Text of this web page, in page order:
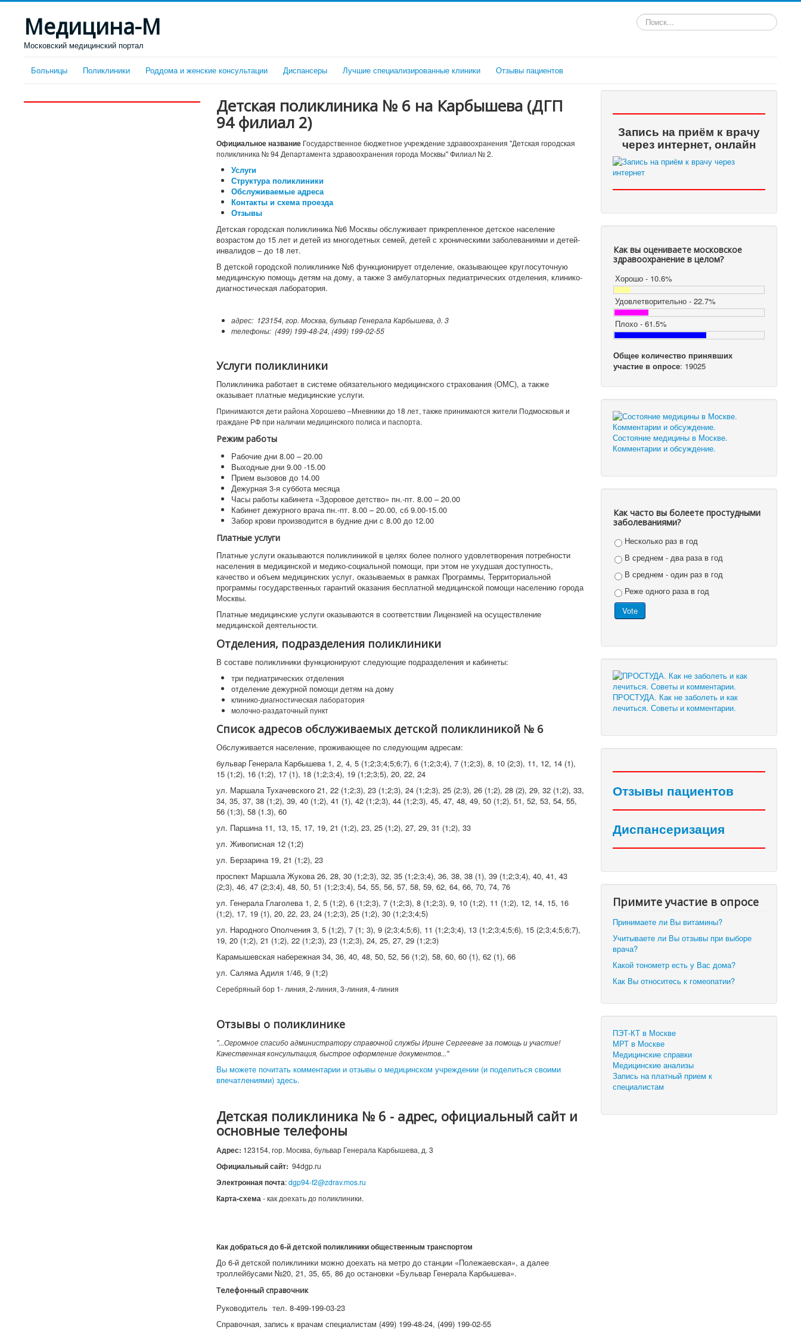
Медицина-М
Московский медицинский портал
Искать...
Больницы Поликлиники Роддома и женские консультации Диспансеры Лучшие специализированные клиники Отзывы пациентов
Детская поликлиника № 6 на Карбышева (ДГП
94 филиал 2)
Официальное названиеГосударственное бюджетное учреждение здравоохранения "Детская городская
поликлиника № 94 Департамента здравоохранения города Москвы" Филиал № 2.
Услуги
Структура поликлиники
Обслуживаемые адреса
Контакты и схема проезда
Отзывы
Детская городская поликлиника №6 Москвы обслуживает прикрепленное детское население
возрастом до 15 лет и детей из многодетных семей, детей с хроническими заболеваниями и детей-
инвалидов – до 18 лет.
В детской городской поликлинике №6 функционирует отделение, оказывающее круглосуточную
медицинскую помощь детям на дому, а также 3 амбулаторных педиатрических отделения, клинико-
диагностическая лаборатория.
адрес: 123154, гор. Москва, бульвар Генерала Карбышева, д. 3
телефоны: (499) 199-48-24, (499) 199-02-55
Услуги поликлиники
Поликлиника работает в системе обязательного медицинского страхования (ОМС), а также
оказывает платные медицинские услуги.
Принимаются дети района Хорошево –Мневники до 18 лет, также принимаются жители Подмосковья и
граждане РФ при наличии медицинского полиса и паспорта.
Режим работы
Рабочие дни 8.00 – 20.00
Выходные дни 9.00 -15.00
Прием вызовов до 14.00
Дежурная 3-я суббота месяца
Часы работы кабинета «Здоровое детство» пн.-пт. 8.00 – 20.00
Кабинет дежурного врача пн.-пт. 8.00 – 20.00, сб 9.00-15.00
Забор крови производится в будние дни с 8.00 до 12.00
Платные услуги
Платные услуги оказываются поликлиникой в целях более полного удовлетворения потребности
населения в медицинской и медико-социальной помощи, при этом не ухудшая доступность,
качество и объем медицинских услуг, оказываемых в рамках Программы, Территориальной
программы государственных гарантий оказания бесплатной медицинской помощи населению города
Москвы.
Платные медицинские услуги оказываются в соответствии Лицензией на осуществление
медицинской деятельности.
Отделения, подразделения поликлиники
В составе поликлиники функционируют следующие подразделения и кабинеты:
три педиатрических отделения
отделение дежурной помощи детям на дому
клинико-диагностическая лаборатория
молочно-раздаточный пункт
Список адресов обслуживаемых детской поликлиникой № 6
Обслуживается население, проживающее по следующим адресам:
бульвар Генерала Карбышева 1, 2, 4, 5 (1;2;3;4;5;6;7), 6 (1;2;3;4), 7 (1;2;3), 8, 10 (2;3), 11, 12, 14 (1),
15 (1;2), 16 (1;2), 17 (1), 18 (1;2;3;4), 19 (1;2;3;5), 20, 22, 24
ул. Маршала Тухачевского 21, 22 (1;2;3), 23 (1;2;3), 24 (1;2;3), 25 (2;3), 26 (1;2), 28 (2), 29, 32 (1;2), 33,
34, 35, 37, 38 (1;2), 39, 40 (1;2), 41 (1), 42 (1;2;3), 44 (1;2;3), 45, 47, 48, 49, 50 (1;2), 51, 52, 53, 54, 55,
56 (1;3), 58 (1.3), 60
ул. Паршина 11, 13, 15, 17, 19, 21 (1;2), 23, 25 (1;2), 27, 29, 31 (1;2), 33
ул. Живописная 12 (1;2)
ул. Берзарина 19, 21 (1;2), 23
проспект Маршала Жукова 26, 28, 30 (1;2;3), 32, 35 (1;2;3;4), 36, 38, 38 (1), 39 (1;2;3;4), 40, 41, 43
(2;3), 46, 47 (2;3;4), 48, 50, 51 (1;2;3;4), 54, 55, 56, 57, 58, 59, 62, 64, 66, 70, 74, 76
ул. Генерала Глаголева 1, 2, 5 (1;2), 6 (1;2;3), 7 (1;2;3), 8 (1;2;3), 9, 10 (1;2), 11 (1;2), 12, 14, 15, 16
(1;2), 17, 19 (1), 20, 22, 23, 24 (1;2;3), 25 (1;2), 30 (1;2;3;4;5)
ул. Народного Ополчения 3, 5 (1;2), 7 (1; 3), 9 (2;3;4;5;6), 11 (1;2;3;4), 13 (1;2;3;4;5;6), 15 (2;3;4;5;6;7),
19, 20 (1;2), 21 (1;2), 22 (1;2;3), 23 (1;2;3), 24, 25, 27, 29 (1;2;3)
Карамышевская набережная 34, 36, 40, 48, 50, 52, 56 (1;2), 58, 60, 60 (1), 62 (1), 66
ул. Саляма Адиля 1/46, 9 (1;2)
Серебряный бор 1- линия, 2-линия, 3-линия, 4-линия
Отзывы о поликлинике
"...Огромное спасибо администратору справочной службы Ирине Сергеевне за помощь и участие!
Качественная консультация, быстрое оформление документов..."
Вы можете почитать комментарии и отзывы о медицинском учреждении (и поделиться своими
впечатлениями) здесь.
Детская поликлиника № 6 - адрес, официальный сайт и
основные телефоны
Адрес: 123154, гор. Москва, бульвар Генерала Карбышева, д. 3
Официальный сайт: 94dgp.ru
Электронная почта:dgp94-f2@zdrav.mos.ru
Карта-схема- как доехать до поликлиники.
Как добраться до 6-й детской поликлиникиобщественным транспортом
До 6-й детской поликлиники можно доехать на метро до станции «Полежаевская», а далее
троллейбусами №20, 21, 35, 65, 86 до остановки «Бульвар Генерала Карбышева».
Телефонный справочник
Руководитель тел. 8-499-199-03-23
Справочная, запись к врачам специалистам (499) 199-48-24, (499) 199-02-55
Запись на приём к врачу
через интернет, онлайн
Как вы оцениваете московское
здравоохранение в целом?
Хорошо - 10.6%
Удовлетворительно - 22.7%
Плохо - 61.5%
Общее количество принявших
участие в опросе: 19025
Состояние медицины в Москве.
Комментарии и обсуждение.
Как часто вы болеете простудными
заболеваниями?
Несколько раз в год
В среднем - два раза в год
В среднем - один раз в год
Реже одного раза в год
ПРОСТУДА. Как не заболеть и как
лечиться. Советы и комментарии.
Отзывы пациентов
Диспансеризация
Примите участие в опросе
Принимаете ли Вы витамины?
Учитываете ли Вы отзывы при выборе
врача?
Какой тонометр есть у Вас дома?
Как Вы относитесь к гомеопатии?
ПЭТ-КТ в Москве
МРТ в Москве
Медицинские справки
Медицинские анализы
Запись на платный прием к
специалистам